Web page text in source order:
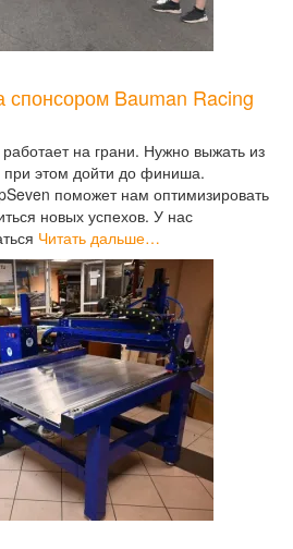
спонсором Bauman Racing
работает на грани. Нужно выжать из
этом дойти до финиша.
поможет нам оптимизировать
новых успехов. У нас
Читать дальше…